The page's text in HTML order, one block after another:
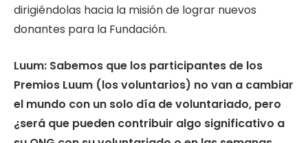
dirigiéndolas hacia la misión de lograr nuevos
donantes para la Fundación.
Luum: Sabemos que los participantes de los
Premios Luum (los voluntarios) no van a cambiar
el mundo con un solo día de voluntariado, pero
¿será que pueden contribuir algo significativo a